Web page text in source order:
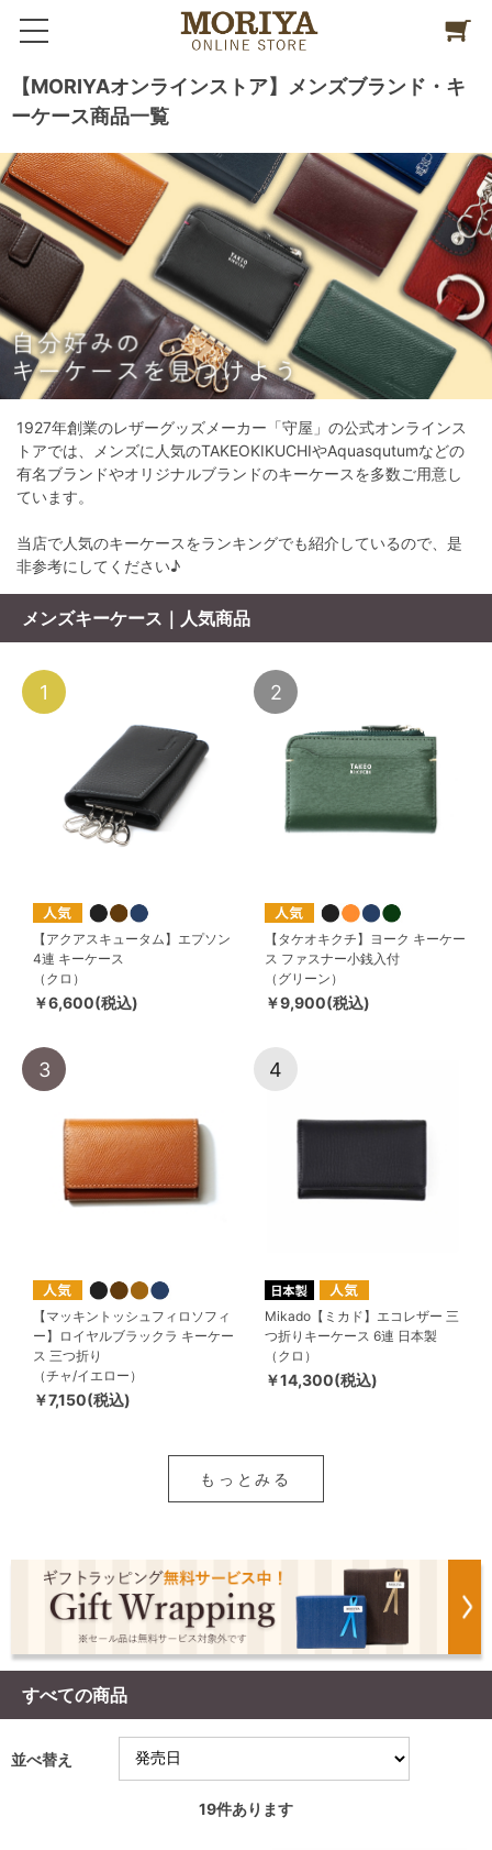
【MORIYAオンラインストア】メンズブランド・キ
ーケース商品一覧
1927年創業のレザーグッズメーカー「守屋」の公式オンラインス
トアでは、メンズに人気のTAKEOKIKUCHIやAquasqutumなどの
有名ブランドやオリジナルブランドのキーケースを多数ご用意し
ています。
当店で人気のキーケースをランキングでも紹介しているので、是
非参考にしてください♪
メンズキーケース｜人気商品
1
【アクアスキュータム】エプソン
4連 キーケース
（クロ）
￥6,600(税込)
2
【タケオキクチ】ヨーク キーケー
ス ファスナー小銭入付
（グリーン）
￥9,900(税込)
3
【マッキントッシュフィロソフィ
ー】ロイヤルブラックラ キーケー
ス 三つ折り
（チャ/イエロー）
￥7,150(税込)
4
Mikado【ミカド】エコレザー 三
つ折りキーケース 6連 日本製
（クロ）
￥14,300(税込)
もっとみる
すべての商品
並べ替え
19件あります